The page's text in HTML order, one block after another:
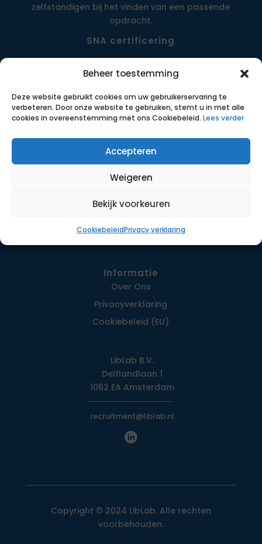
Beheer toestemming
Deze website gebruikt cookies om uw gebruikerservaring te
verbeteren. Door onze website te gebruiken, stemt u in met alle
cookies in overeenstemming met ons Cookiebeleid. Lees verder
Accepteren
Weigeren
Bekijk voorkeuren
CookiebeleidPrivacy verklaring
zelfstandigen bij het vinden van een passende
opdracht.
SNA certificering
Opdrachten
Werkwijze
Contact
Informatie
Over Ons
Privacy­verklaring
Cookiebeleid (EU)
LibLab B.V.
Delflandlaan 1
1062 EA Amsterdam
recruitment@liblab.nl
Copyright © 2024 LibLab. Alle rechten
voorbehouden.